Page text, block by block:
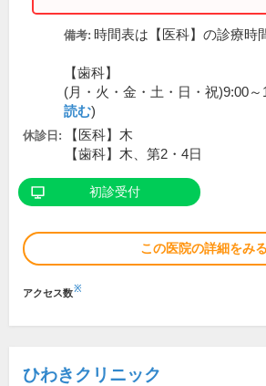
備考: 時間表は【医科】の診療時
【歯科】
(月・火・金・土・日・祝)9:00～
読む)
休診日:
【医科】木
【歯科】木、第2・4日
初診受付
この医院の詳細をみる
アクセス数※
ひわきクリニック